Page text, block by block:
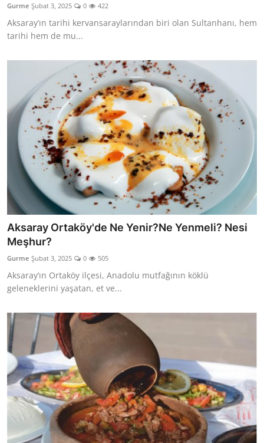
Anne & Bebek Beslenmesi
Mutfak Sırları & Teknikler
Gıda Sözlüğü & Nedir?
Yemek Tarifleri & Menüler
Gurme Şubat 3, 2025 0 422
Aksaray’ın tarihi kervansaraylarından biri olan Sultanhanı, hem
tarihi hem de mu...
Aksaray Ortaköy'de Ne Yenir?Ne Yenmeli? Nesi
Meşhur?
Gurme Şubat 3, 2025 0 505
Aksaray’ın Ortaköy ilçesi, Anadolu mutfağının köklü
geleneklerini yaşatan, et ve...